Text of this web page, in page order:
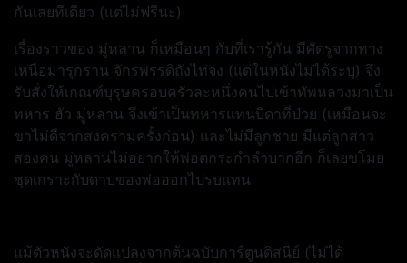
กันเลยทีเดียว (แต่ไม่ฟรีนะ)
เรื่องราวของ มู่หลาน ก็เหมือนๆ กับที่เรารู้กัน มีศัตรูจากทาง
เหนือมารุกราน จักรพรรดิถังไท่จง (แต่ในหนังไม่ได้ระบุ) จึง
รับสั่งให้เกณฑ์บุรุษครอบครัวละหนึ่งคนไปเข้าทัพหลวงมาเป็น
ทหาร ฮัว มู่หลาน จึงเข้าเป็นทหารแทนบิดาที่ป่วย (เหมือนจะ
ขาไม่ดีจากสงครามครั้งก่อน) และไม่มีลูกชาย มีแต่ลูกสาว
สองคน มู่หลานไม่อยากให้พ่อตกระกำลำบากอีก ก็เลยขโมย
ชุดเกราะกับดาบของพ่อออกไปรบแทน
แม้ตัวหนังจะดัดแปลงจากต้นฉบับการ์ตูนดิสนีย์ (ไม่ได้